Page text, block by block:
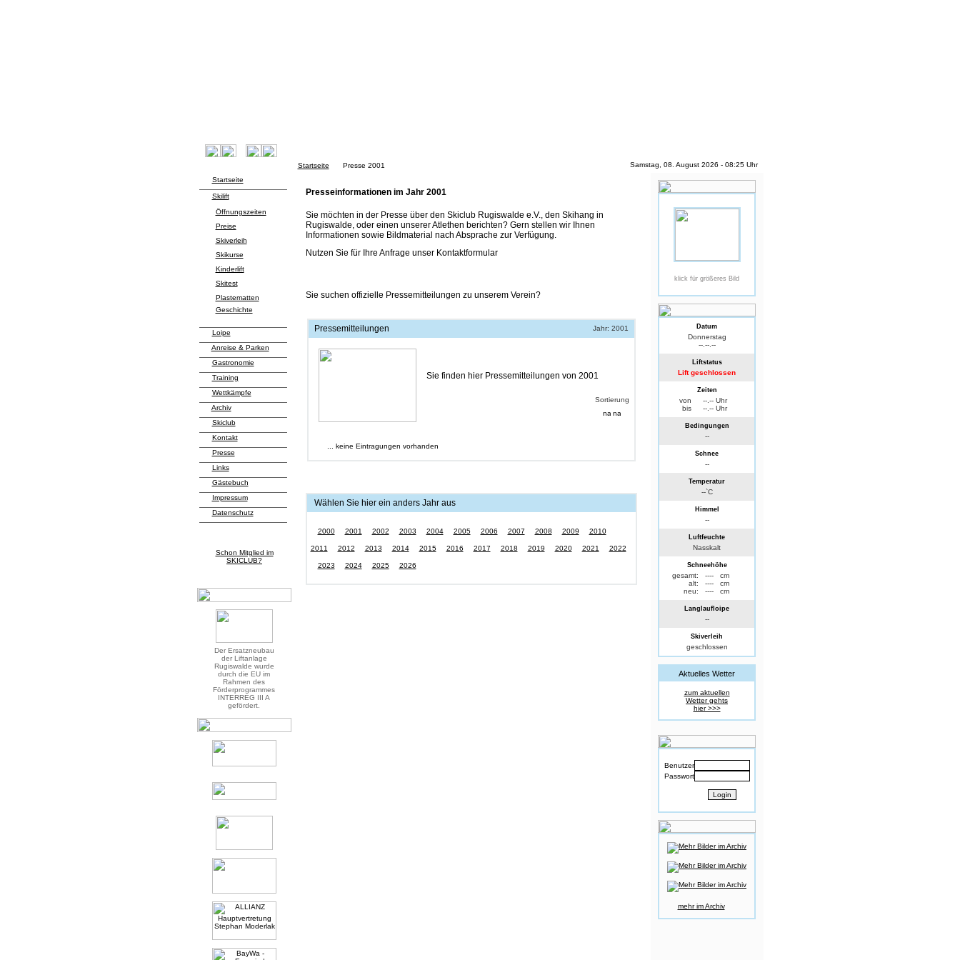
Startseite Presse 2001
Samstag, 08. August 2026 - 08:25 Uhr
Startseite
Skilift
Öffnungszeiten
Preise
Skiverleih
Skikurse
Kinderlift
Skitest
Plastematten
Geschichte
Loipe
Anreise & Parken
Gastronomie
Training
Wettkämpfe
Archiv
Skiclub
Kontakt
Presse
Links
Gästebuch
Impressum
Datenschutz
Schon Mitglied im
SKICLUB?
Der Ersatzneubau
der Liftanlage
Rugiswalde wurde
durch die EU im
Rahmen des
Förderprogrammes
INTERREG III A
gefördert.
Presseinformationen im Jahr 2001
Sie möchten in der Presse über den Skiclub Rugiswalde e.V., den Skihang in
Rugiswalde, oder einen unserer Atlethen berichten? Gern stellen wir Ihnen
Informationen sowie Bildmaterial nach Absprache zur Verfügung.
Nutzen Sie für Ihre Anfrage unser Kontaktformular
Sie suchen offizielle Pressemitteilungen zu unserem Verein?
Pressemitteilungen Jahr: 2001
Sie finden hier Pressemitteilungen von 2001
Sortierung
... keine Eintragungen vorhanden
Wählen Sie hier ein anders Jahr aus
2000 2001 2002 2003 2004 2005 2006 2007 2008 2009 2010
2011 2012 2013 2014 2015 2016 2017 2018 2019 2020 2021 2022
2023 2024 2025 2026
klick für größeres Bild
Datum
Donnerstag
--.--.--
Liftstatus
Lift geschlossen
Zeiten
von
--.-- Uhr
bis
--.-- Uhr
Bedingungen
--
Schnee
--
Temperatur
--`C
Himmel
--
Luftfeuchte
Nasskalt
Schneehöhe
gesamt: ----
cm
alt:
----
cm
neu:
---- cm
Langlaufloipe
--
Skiverleih
geschlossen
Aktuelles Wetter
zum aktuellen
Wetter gehts
hier >>>
Benutzer
Passwort
mehr im Archiv